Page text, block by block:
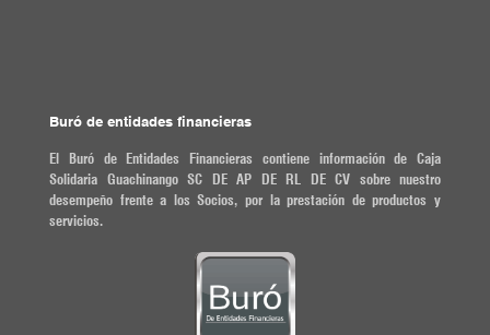
Buró de entidades financieras
El Buró de Entidades Financieras contiene información de Caja
Solidaria Guachinango SC DE AP DE RL DE CV sobre nuestro
desempeño frente a los Socios, por la prestación de productos y
servicios.